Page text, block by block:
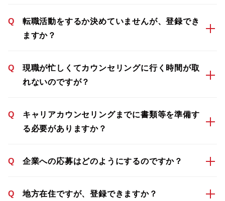
Q
転職活動をするか決めていませんが、登録でき
ますか？
Q
現職が忙しくてカウンセリングに行く時間が取
れないのですが？
Q
キャリアカウンセリングまでに書類等を準備す
る必要がありますか？
Q 企業への応募はどのようにするのですか？
Q 地方在住ですが、登録できますか？